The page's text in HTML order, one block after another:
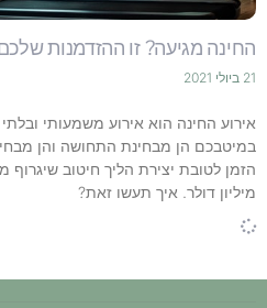
החינה מגיעה? זו ההזדמנות
21 ביולי 2021
אירוע החינה הוא אירוע משמעותי
במיטבכם הן מבחינת התחושה והן
הזמן לטובת יצירת הליך חיטוב
מיליון דולר. איך תעשו זאת?